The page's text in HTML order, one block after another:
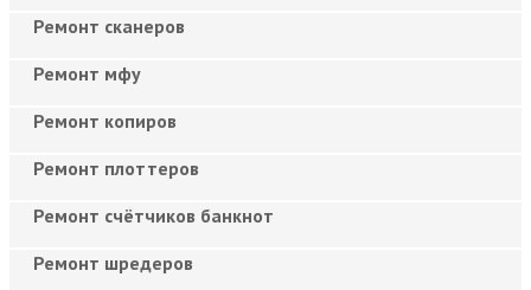
Ремонт сканеров
Ремонт мфу
Ремонт копиров
Ремонт плоттеров
Ремонт счётчиков банкнот
Ремонт шредеров